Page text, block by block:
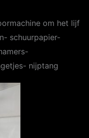
om het lijf
schuurpapier-
nijptang